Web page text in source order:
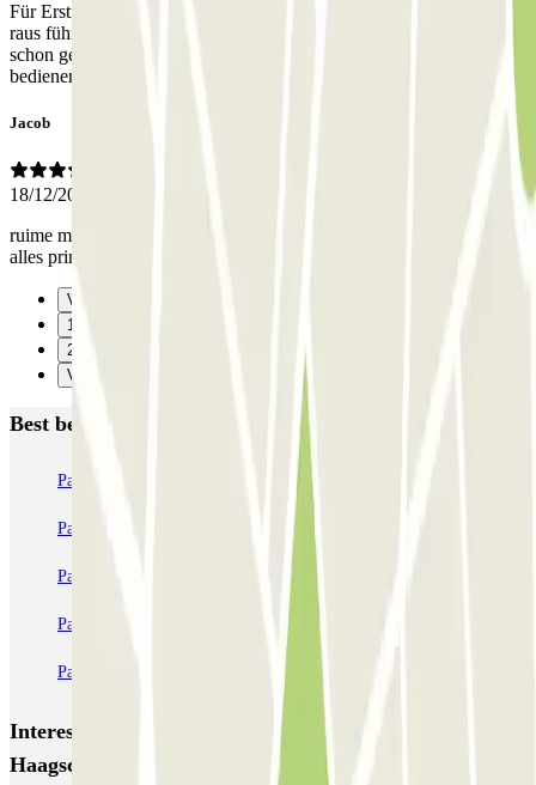
Für Erstnutzer nicht so einfach, da nur kleine Treppen mit Gepäck
raus führen und Zugang erfährt man auch erst später, wenn man
schon gezahlt hat, das man Fahrzeug und Fußgänger getrennt
bedienen kann- mehr Info upfront würde es einfacher machen
Jacob
18/12/2025
ruime mooie parkeergarage, in- en uitrit zijn wat smal. verder werkt
alles prima
Vorige
1
2
Verzenden
Best beoordeelde parkeergarages in Den Haag
ParkBee Alexanderveld ParkBee Eisenhowerlaan
ParkBee Haagsche Hof ParkBee Koninginnegracht
ParkBee Leonardo Royal Hotel Den Haag Promenade
ParkBee World Forum Parking A Parkbee Spaarwaterhof
Parkbee HMC Bronovo Q-Park Mauritskade
Interessante plaatsen en evenementen dichtbij ParkBee
Haagsche Hof